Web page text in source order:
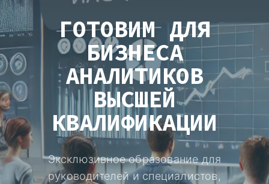
ГОТОВИМ ДЛЯ
БИЗНЕСА
АНАЛИТИКОВ
ВЫСШЕЙ
КВАЛИФИКАЦИИ
Эксклюзивное образование для
руководителей и специалистов,